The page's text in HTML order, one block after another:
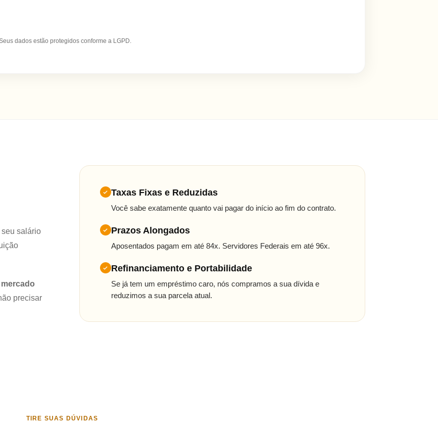
Seus dados estão protegidos conforme a LGPD.
salário
precisar
Taxas Fixas e Reduzidas
Você sabe exatamente quanto vai pagar do início ao fim do contrato.
Prazos Alongados
Aposentados pagam em até 84x. Servidores Federais em até 96x.
Refinanciamento e Portabilidade
Se já tem um empréstimo caro, nós compramos a sua dívida e
reduzimos a sua parcela atual.
TIRE SUAS DÚVIDAS